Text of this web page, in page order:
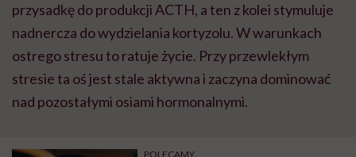
przysadkę do produkcji ACTH, a ten z kolei stymuluje
nadnercza do wydzielania kortyzolu. W warunkach
ostrego stresu to ratuje życie. Przy przewlekłym
stresie ta oś jest stale aktywna i zaczyna dominować
nad pozostałymi osiami hormonalnymi.
POLECAMY